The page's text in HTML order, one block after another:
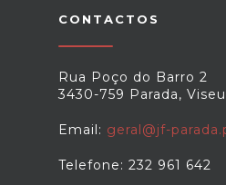
CONTACTOS
Rua Poço do Barro 2
3430-759 Parada, Viseu
Email: geral@jf-
Telefone: 232 961 642